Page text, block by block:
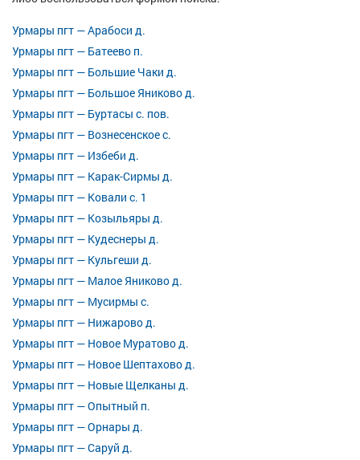
Урмары пгт — Арабоси д.
Урмары пгт — Батеево п.
Урмары пгт — Большие Чаки д.
Урмары пгт — Большое Яниково д.
Урмары пгт — Буртасы с. пов.
Урмары пгт — Вознесенское с.
Урмары пгт — Избеби д.
Урмары пгт — Карак-Сирмы д.
Урмары пгт — Ковали с. 1
Урмары пгт — Козыльяры д.
Урмары пгт — Кудеснеры д.
Урмары пгт — Кульгеши д.
Урмары пгт — Малое Яниково д.
Урмары пгт — Мусирмы с.
Урмары пгт — Нижарово д.
Урмары пгт — Новое Муратово д.
Урмары пгт — Новое Шептахово д.
Урмары пгт — Новые Щелканы д.
Урмары пгт — Опытный п.
Урмары пгт — Орнары д.
Урмары пгт — Саруй д.